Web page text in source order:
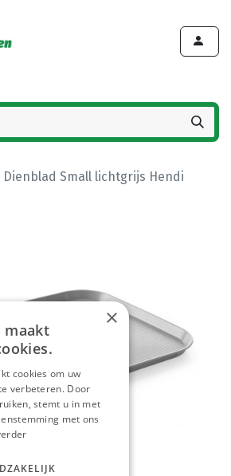
Dienblad Small lichtgrijs Hendi
×
maakt
cookies om uw
verbeteren. Door
stemt u in met
met ons